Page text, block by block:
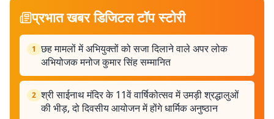
प्रभात खबर डिजिटल टॉप स्टोरी
1 छह मामलों में अभियुक्तों को सजा दिलाने वाले अपर लोक
अभियोजक मनोज कुमार सिंह सम्मानित
2 श्री साईनाथ मंदिर के 11वें वार्षिकोत्सव में उमड़ी श्रद्धालुओं
की भीड़, दो दिवसीय आयोजन में होंगे धार्मिक अनुष्ठान